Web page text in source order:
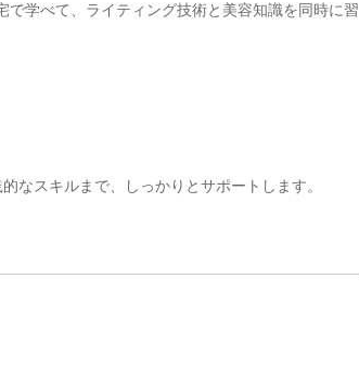
学べて、ライティング技術と美容知識を同時に習
なスキルまで、しっかりとサポートします。